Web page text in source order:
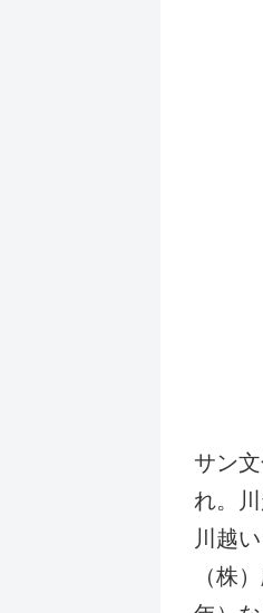
サン
れ。
川越
（株